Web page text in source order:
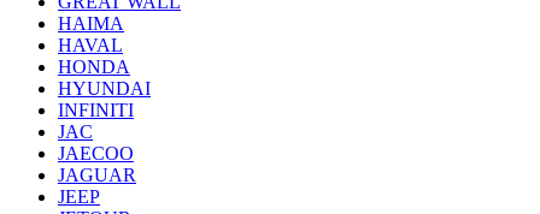
HAIMA
HAVAL
HONDA
HYUNDAI
INFINITI
JAC
JAECOO
JAGUAR
JEEP